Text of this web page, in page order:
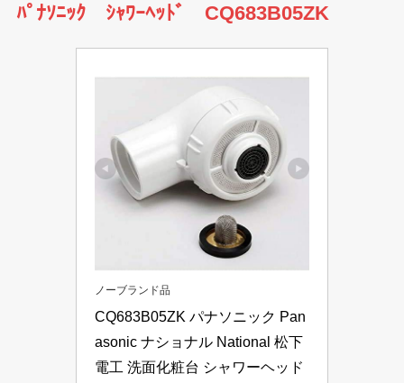
ﾊﾟﾅｿﾆｯｸ ｼｬﾜｰﾍｯﾄﾞ CQ683B05ZK
ノーブランド品
CQ683B05ZK パナソニック Pan
asonic ナショナル National 松下
電工 洗面化粧台 シャワーヘッド